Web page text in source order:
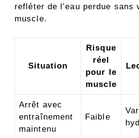
refléter de l’eau perdue sans
muscle.
Situation
Risque
réel
pour le
muscle
Arrêt avec
entraînement
maintenu
Faible